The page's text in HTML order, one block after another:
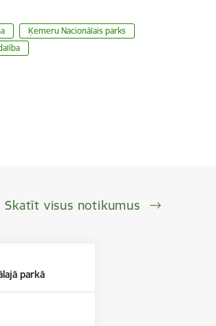
Ķemeru Nacionālais parks
Skatīt visus notikumus
parkā